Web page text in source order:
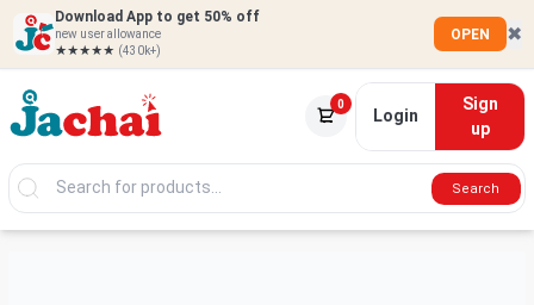
Download App to get 50% off
new user allowance
★★★★★ (430k+)
OPEN ✖
0
Login
Sign
up
Search